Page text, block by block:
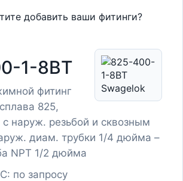
добавить ваши фитинги?
1-8BT
фитинг
825,
с наруж. резьбой и сквозным
диам. трубки 1/4 дюйма –
NPT 1/2 дюйма
по запросу